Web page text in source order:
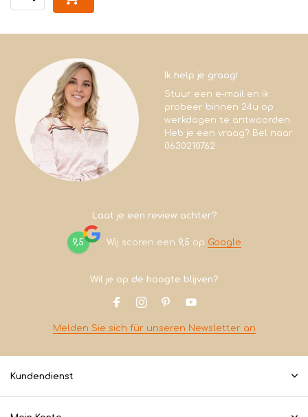
Ik help je graag!
Stuur een e-mail en ik
probeer binnen 24u op
werkdagen te antwoorden.
Heb je een vraag? Bel naar
0630210762
Laat je een review achter?
9,5 Wij scoren een 9,5 op Google
Wil je op de hoogte blijven?
Melden Sie sich für unseren Newsletter an
Kundendienst